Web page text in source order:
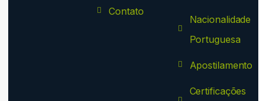
Contato
Nacionalidade
Portuguesa
Apostilamento
Certificações